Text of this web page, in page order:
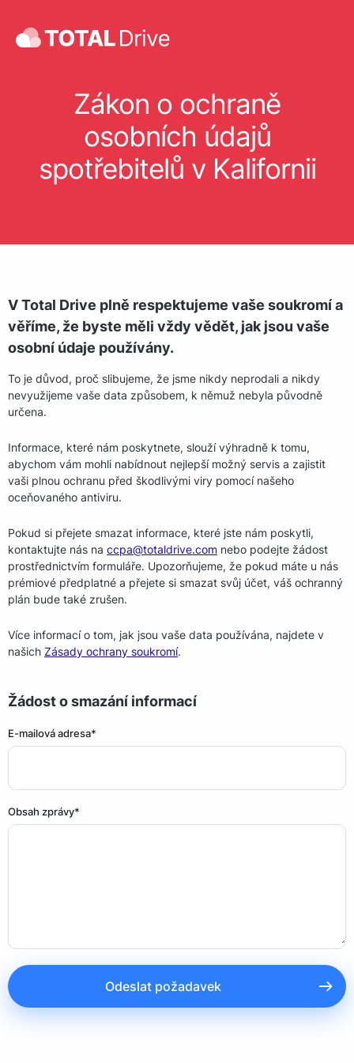
Zákon o ochraně
osobních údajů
spotřebitelů v Kalifornii
V Total Drive plně respektujeme vaše soukromí a
věříme, že byste měli vždy vědět, jak jsou vaše
osobní údaje používány.
To je důvod, proč slibujeme, že jsme nikdy neprodali a nikdy
nevyužijeme vaše data způsobem, k němuž nebyla původně
určena.
Informace, které nám poskytnete, slouží výhradně k tomu,
abychom vám mohli nabídnout nejlepší možný servis a zajistit
vaši plnou ochranu před škodlivými viry pomocí našeho
oceňovaného antiviru.
Pokud si přejete smazat informace, které jste nám poskytli,
kontaktujte nás na ccpa@totaldrive.com nebo podejte žádost
prostřednictvím formuláře. Upozorňujeme, že pokud máte u nás
prémiové předplatné a přejete si smazat svůj účet, váš ochranný
plán bude také zrušen.
Více informací o tom, jak jsou vaše data používána, najdete v
našich Zásady ochrany soukromí.
Žádost o smazání informací
E-mailová adresa*
Obsah zprávy*
Odeslat požadavek